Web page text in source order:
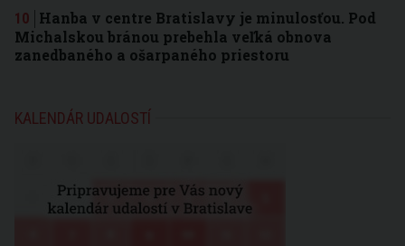
Hanba v centre Bratislavy je minulosťou. Pod
Michalskou bránou prebehla veľká obnova
zanedbaného a ošarpaného priestoru
KALENDÁR UDALOSTÍ